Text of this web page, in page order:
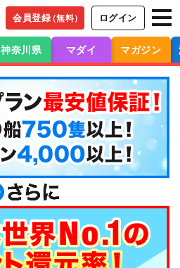
会員登録（無料） ログイン
神奈川県 マダイ マガジン